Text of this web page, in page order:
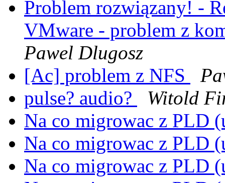
Problem rozwiązany! -
VMware - problem z
Pawel Dlugosz
[Ac] problem z NFS
pulse? audio?
Witold
Na co migrowac z PLD
Na co migrowac z PLD
Na co migrowac z PLD